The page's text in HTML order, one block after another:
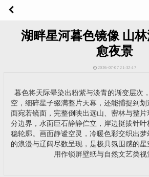
湖畔星河暮色镜像 山
愈夜景
2026-07-07 21:32:17
暮色将天际晕染出粉紫与淡青的渐变层次
空，细碎星子缀满整片天幕，还能捕捉到
面宛若镜面，完整倒映出远山、密林与整
分边界，水面巨石静静伫立，岸边挺拔针
稳轮廓。画面静谧空灵，冷暖色彩交织出
的浪漫与辽阔尽数呈现，是极具氛围感的
用作锁屏壁纸与自然文艺类视